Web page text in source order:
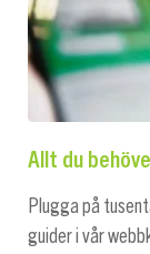
Allt du
Plugga på
guider i vår